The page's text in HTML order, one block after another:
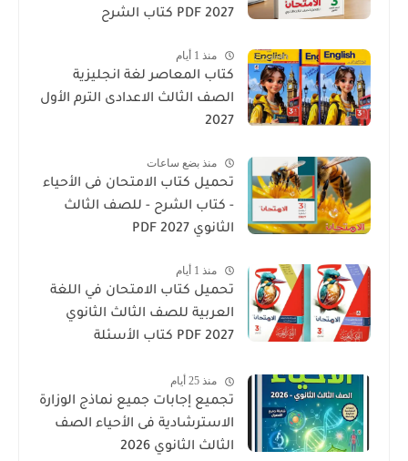
2027 PDF كتاب الشرح
منذ 1 أيام
كتاب المعاصر لغة انجليزية
الصف الثالث الاعدادى الترم الأول
2027
منذ بضع ساعات
تحميل كتاب الامتحان فى الأحياء
- كتاب الشرح - للصف الثالث
الثانوي 2027 PDF
منذ 1 أيام
تحميل كتاب الامتحان في اللغة
العربية للصف الثالث الثانوي
2027 PDF كتاب الأسئلة
منذ 25 أيام
تجميع إجابات جميع نماذج الوزارة
الاسترشادية فى الأحياء الصف
الثالث الثانوي 2026